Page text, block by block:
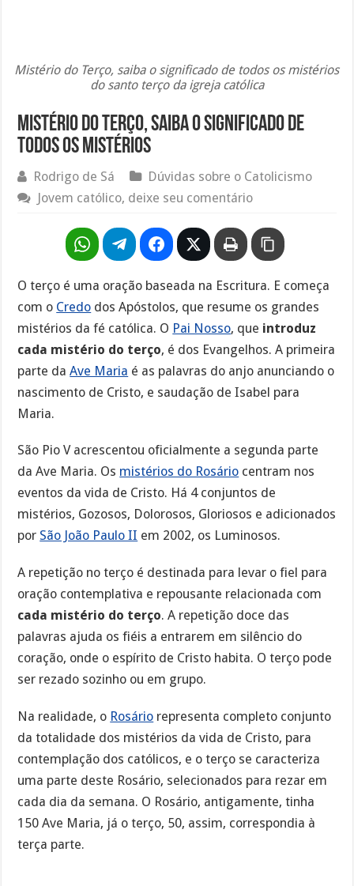
Mistério do Terço, saiba o significado de todos os mistérios
do santo terço da igreja católica
Mistério do Terço, saiba o significado de
todos os mistérios
Rodrigo de Sá
Dúvidas sobre o Catolicismo
Jovem católico, deixe seu comentário
O terço é uma oração baseada na Escritura. E começa
com o Credo dos Apóstolos, que resume os grandes
mistérios da fé católica. O Pai Nosso, que introduz
cada mistério do terço, é dos Evangelhos. A primeira
parte daAve Maria é as palavras do anjo anunciando o
nascimento de Cristo, e saudação de Isabel para
Maria.
São Pio V acrescentou oficialmente a segunda parte
da Ave Maria. Os mistérios do Rosário centram nos
eventos da vida de Cristo. Há 4 conjuntos de
mistérios, Gozosos, Dolorosos, Gloriosos e adicionados
por São João Paulo II em 2002, os Luminosos.
A repetição no terço é destinada para levar o fiel para
oração contemplativa e repousante relacionada com
cada mistério do terço. A repetição doce das
palavras ajuda os fiéis a entrarem em silêncio do
coração, onde o espírito de Cristo habita. O terço pode
ser rezado sozinho ou em grupo.
Na realidade, o Rosário representa completo conjunto
da totalidade dos mistérios da vida de Cristo, para
contemplação dos católicos, e o terço se caracteriza
uma parte deste Rosário, selecionados para rezar em
cada dia da semana. O Rosário, antigamente, tinha
150 Ave Maria, já o terço, 50, assim, correspondia à
terça parte.